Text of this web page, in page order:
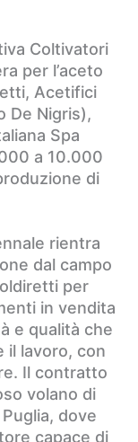
Coltivatori
per l’aceto
Acetifici
De Nigris),
Spa
a 10.000
di
rientra
dal campo
per
in vendita
e qualità che
il lavoro, con
Il contratto
volano di
dove
capace di